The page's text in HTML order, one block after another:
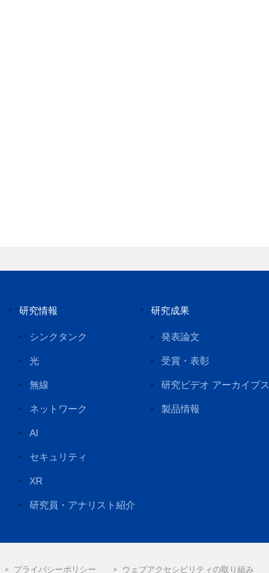
研究情報
シンクタンク
光
無線
ネットワーク
AI
セキュリティ
XR
研究員・アナリスト紹介
研究成果
発表論文
受賞・表彰
研究ビデオ アーカイブス
製品情報
プライバシーポリシー ウェブアクセシビリティの取り組み